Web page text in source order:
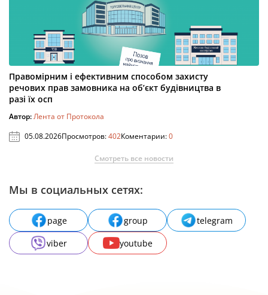
Правомірним і ефективним способом захисту
речових прав замовника на об’єкт будівництва в
разі їх осп
Автор:Лента от Протокола
05.08.2026Просмотров:402Коментарии:0
Смотреть все новости
Мы в социальных сетях:
page group
telegram
viber
youtube